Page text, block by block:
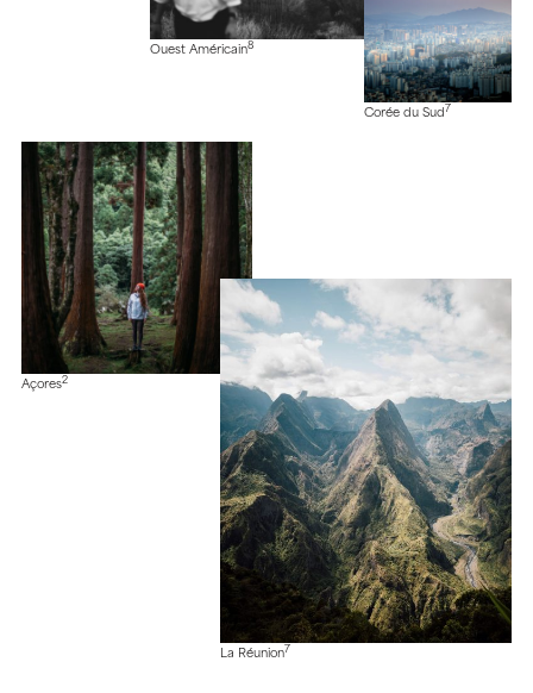
Ouest Américain8
Corée du Sud 7
Açores2
La Réunion7